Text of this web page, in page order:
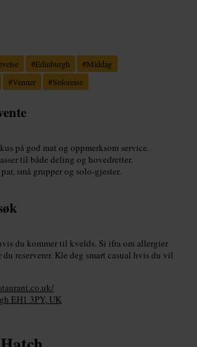
#Edinburgh #Middag
#Venner #Soloreise
på god mat og oppmerksom service.
til både deling og hovedretter.
små grupper og solo-gjester.
du kommer til kvelds. Si ifra om allergier
reserverer. Kle deg smart casual hvis du vil
EH1 3PY, UK